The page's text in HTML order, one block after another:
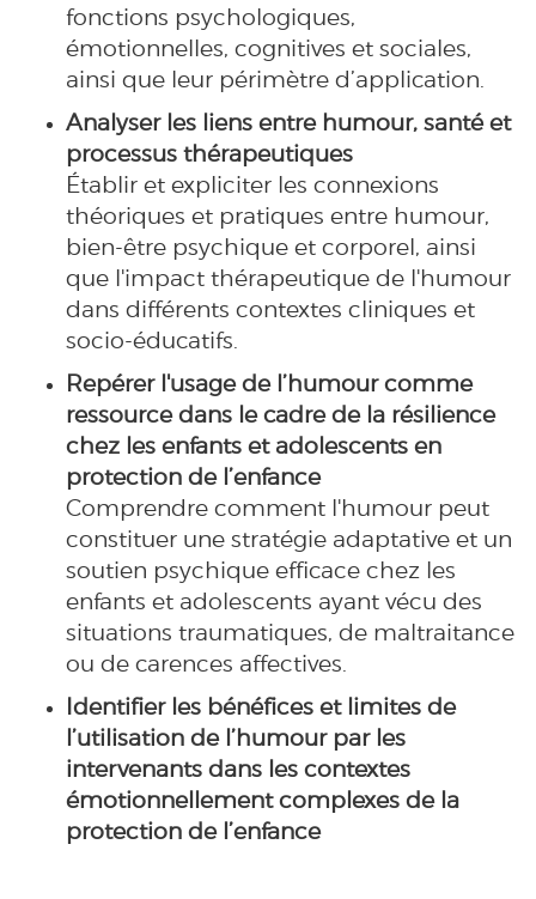
fonctions psychologiques,
émotionnelles, cognitives et sociales,
ainsi que leur périmètre d’application.
Analyser les liens entre humour, santé et
processus thérapeutiques
Établir et expliciter les connexions
théoriques et pratiques entre humour,
bien-être psychique et corporel, ainsi
que l'impact thérapeutique de l'humour
dans différents contextes cliniques et
socio-éducatifs.
Repérer l'usage de l’humour comme
ressource dans le cadre de la résilience
chez les enfants et adolescents en
protection de l’enfance
Comprendre comment l'humour peut
constituer une stratégie adaptative et un
soutien psychique efficace chez les
enfants et adolescents ayant vécu des
situations traumatiques, de maltraitance
ou de carences affectives.
Identifier les bénéfices et limites de
l’utilisation de l’humour par les
intervenants dans les contextes
émotionnellement complexes de la
protection de l’enfance